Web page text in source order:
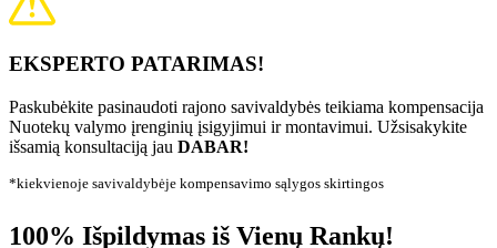
EKSPERTO PATARIMAS!
Paskubėkite pasinaudoti rajono savivaldybės teikiama kompensacija
Nuotekų valymo įrenginių įsigyjimui ir montavimui. Užsisakykite
išsamią konsultaciją jau DABAR!
*kiekvienoje savivaldybėje kompensavimo sąlygos skirtingos
100% Išpildymas iš Vienų Rankų!